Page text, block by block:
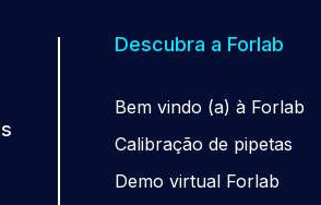
Descubra a Forlab
Bem vindo (a) à Forlab
Calibração de pipetas
Demo virtual Forlab